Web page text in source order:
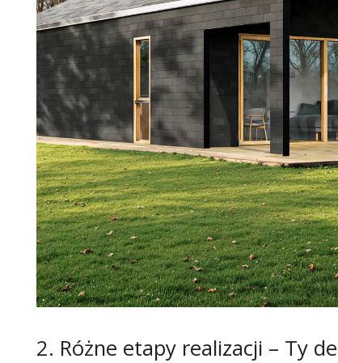
2. Różne etapy realizacji – Ty